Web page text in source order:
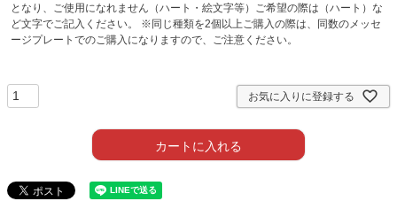
となり、ご使用になれません（ハート・絵文字等）ご希望の際は（ハート）な
ど文字でご記入ください。 ※同じ種類を2個以上ご購入の際は、同数のメッセ
ージプレートでのご購入になりますので、ご注意ください。
お気に入りに登録する
カートに入れる